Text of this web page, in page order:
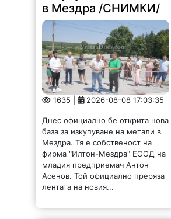
в Мездра /СНИМКИ/
1635 | 2026-08-08 17:03:35
Днес официално бе открита нова
база за изкупуване на метали в
Мездра. Тя е собственост на
фирма "Илтон-Мездра" ЕООД на
младия предприемач Антон
Асенов. Той официално преряза
лентата на новия...